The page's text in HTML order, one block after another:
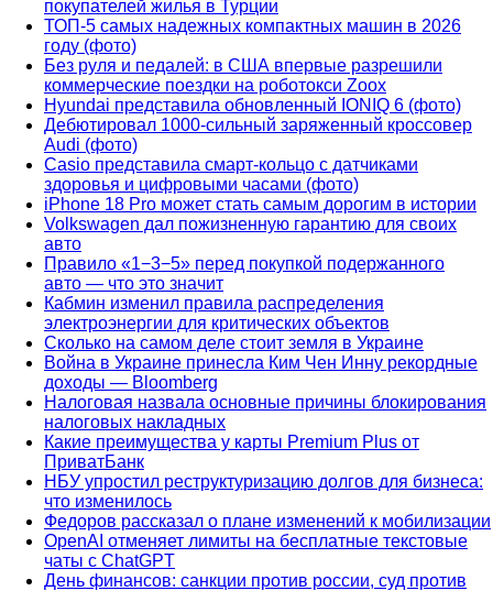
покупателей жилья в Турции
ТОП-5 самых надежных компактных машин в 2026
году (фото)
Без руля и педалей: в США впервые разрешили
коммерческие поездки на роботокси Zoox
Hyundai представила обновленный IONIQ 6 (фото)
Дебютировал 1000-сильный заряженный кроссовер
Audi (фото)
Casio представила смарт-кольцо с датчиками
здоровья и цифровыми часами (фото)
iPhone 18 Pro может стать самым дорогим в истории
Volkswagen дал пожизненную гарантию для своих
авто
Правило «1−3−5» перед покупкой подержанного
авто — что это значит
Кабмин изменил правила распределения
электроэнергии для критических объектов
Сколько на самом деле стоит земля в Украине
Война в Украине принесла Ким Чен Инну рекордные
доходы — Bloomberg
Налоговая назвала основные причины блокирования
налоговых накладных
Какие преимущества у карты Premium Plus от
ПриватБанк
НБУ упростил реструктуризацию долгов для бизнеса:
что изменилось
Федоров рассказал о плане изменений к мобилизации
OpenAI отменяет лимиты на бесплатные текстовые
чаты с ChatGPT
День финансов: санкции против россии, суд против